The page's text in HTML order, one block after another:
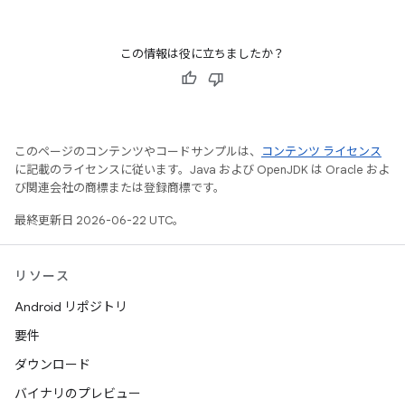
この情報は役に立ちましたか？
このページのコンテンツやコードサンプルは、
コンテンツ ライセンス
に記載のライセンスに従います。Java および OpenJDK は Oracle およ
び関連会社の商標または登録商標です。
最終更新日 2026-06-22 UTC。
リソース
Android リポジトリ
要件
ダウンロード
バイナリのプレビュー